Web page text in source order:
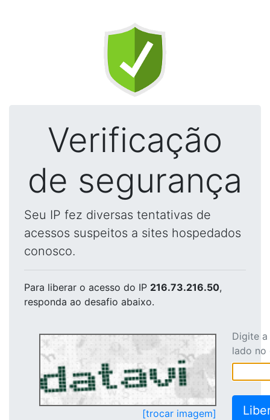
Verificação
de segurança
Seu IP fez diversas tentativas de
acessos suspeitos a sites hospedados
conosco.
Para liberar o acesso do IP 216.73.216.50,
responda ao desafio abaixo.
[trocar imagem]
Digite
lado no